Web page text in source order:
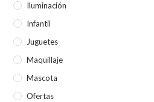
Iluminación
Infantil
Juguetes
Maquillaje
Mascota
Ofertas